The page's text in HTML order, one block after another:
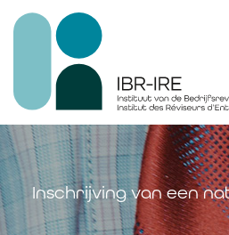
Inschrijving van een